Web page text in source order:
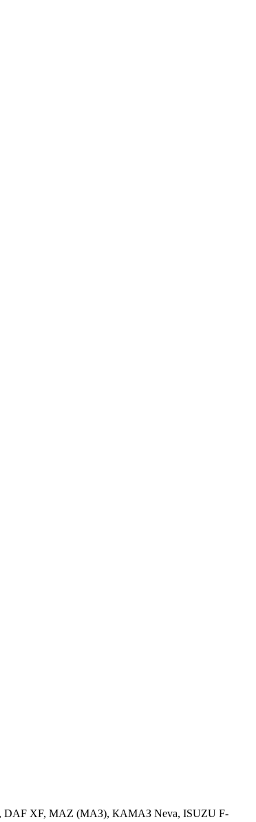
DAF XF, MAZ (МАЗ), КАМАЗ Neva, ISUZU F-